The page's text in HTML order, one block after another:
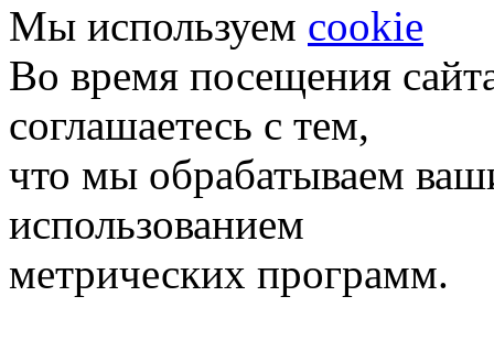
Мы используем cookie
Во время посещения
соглашаетесь с тем,
что мы обрабатываем
использованием
метрических программ.